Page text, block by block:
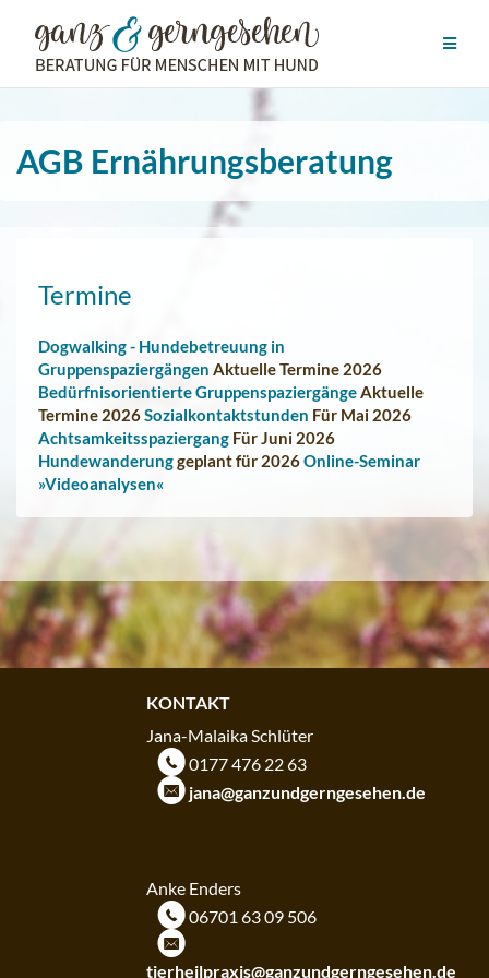
Inhalt
springen
AGB Ernährungsberatung
Termine
Dogwalking - Hundebetreuung in
Gruppenspaziergängen Aktuelle Termine 2026
Bedürfnisorientierte GruppenspaziergängeAktuelle
Termine 2026Sozialkontaktstunden Für Mai 2026
Achtsamkeitsspaziergang Für Juni 2026
Hundewanderunggeplant für 2026Online-Seminar
»Videoanalysen«
KONTAKT
Jana-Malaika Schlüter
m0177 476 22 63
k jana@ganzundgerngesehen.de
Anke Enders
m06701 63 09 506
k
tierheilpraxis@ganzundgerngesehen.de